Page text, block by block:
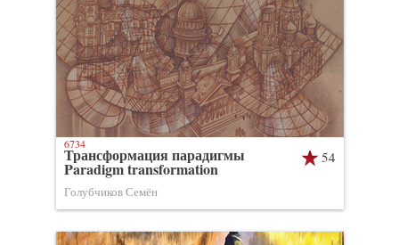
54
Трансформация парадигмы
Paradigm transformation
Голубчиков Семён
6734